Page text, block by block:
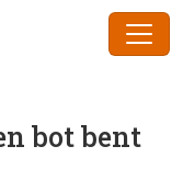
bot bent